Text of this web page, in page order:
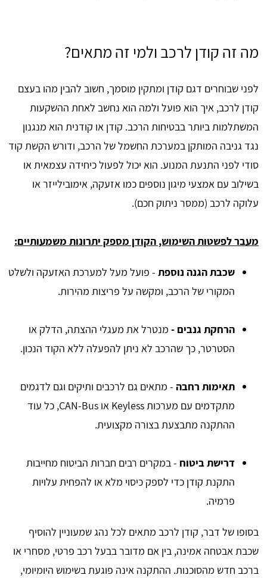
מה זה קודן לרכב ולמי זה מתאים?
לפני שבוחרים דגם קודן ומתקין מוסמך, חשוב להבין מהו בעצם
קודן לרכב, איך הוא פועל ולמה הוא נחשב לאחת ההשקעות
המשתלמות ביותר בבטיחות הרכב. קודן או קודנית הוא מנגנון
נגד גניבה המותקן במערכת החשמל של הרכב, ודורש הקשת קוד
סודי לפני התנעת המנוע. הוא יכול לפעול כיחידה עצמאית או
בשילוב עם אמצעי מיגון נוספים כמו אזעקה, אימובילייזר או
עלוקה לרכב (ממסר ניתוק חכם).
מעבר לפשטות השימוש, הקודן מספק יתרונות משמעותיים:
שכבת הגנה נוספת - פועל מעל למערכת האזעקה ולשלט
המקורי של הרכב, ומקשה על פריצות מהירות.
הרחקת גנבים - מנטרל את מעגלי ההצתה, הדלק או
הסטרטר, כך שהרכב לא ניתן להפעלה ללא הקוד הנכון.
תאימות רחבה - מתאים גם לרכבים ותיקים וגם לדגמים
מתקדמים עם מערכות Keyless או CAN-Bus, כל עוד
ההתקנה מתבצעת בצורה מקצועית.
דרישת ביטוח - במקרים רבים חברות הביטוח מחייבות
התקנת קודן כדי לספק כיסוי מלא או להפחית עלויות
פרמיה.
בסופו של דבר, קודן לרכב מתאים לכל נהג שמעוניין להוסיף
שכבת אבטחה אמינה, בין אם מדובר בבעל רכב פרטי, מסחרי או
ברכב חדש מהסוכנות. ההתקנה אינה פוגעת בשימוש היומיומי,